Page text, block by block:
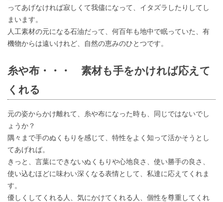
ってあげなければ寂しくて我儘になって、イタズラしたりしてし
まいます。
人工素材の元になる石油だって、何百年も地中で眠っていた、有
機物からは遠いけれど、自然の恵みのひとつです。
糸や布・・・ 素材も手をかければ応えて
くれる
元の姿からかけ離れて、糸や布になった時も、同じではないでし
ょうか？
隅々まで手のぬくもりを感じて、特性をよく知って活かそうとし
てあげれば。
きっと、言葉にできないぬくもりや心地良さ、使い勝手の良さ、
使い込むほどに味わい深くなる表情として、私達に応えてくれま
す。
優しくしてくれる人、気にかけてくれる人、個性を尊重してくれ